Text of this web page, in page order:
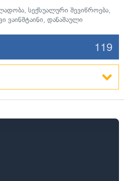
, სექსუალური შევიწროება,
ვაინშტაინი, დანაშაული
119